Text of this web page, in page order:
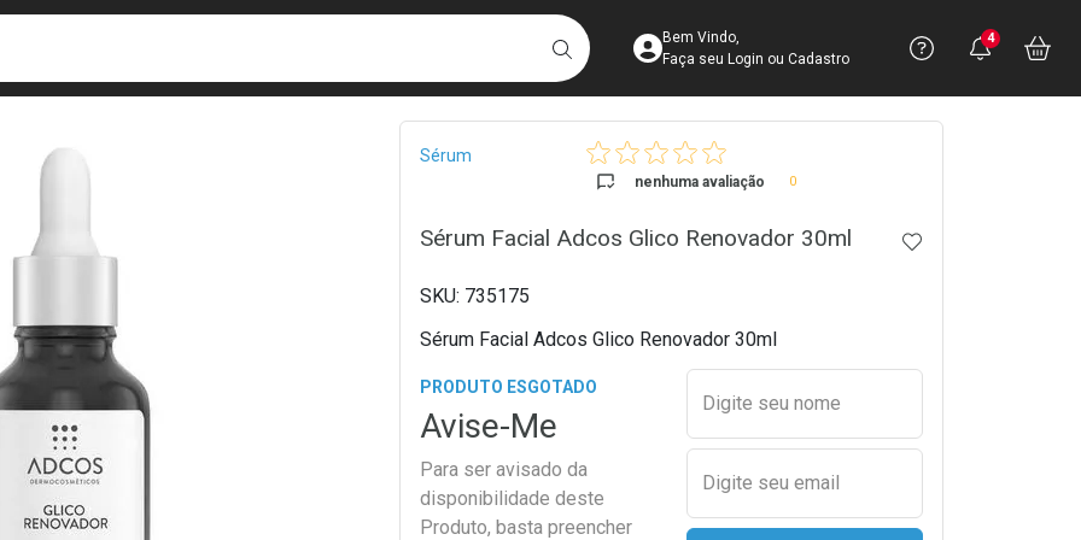
BUSCARAcesse sua Conta
Bem Vindo,
Faça seu Login ou Cadastro
Precisa
Ver Recursos
Você
4
Breadcrumb
Sérum
nenhuma avaliação 0
Sérum Facial Adcos Glico Renovador 30ml ADICIONAR AOS
735175
Sérum Facial Adcos Glico Renovador 30ml
PRODUTO ESGOTADO
Avise-Me
Para ser avisado da
disponibilidade deste
Produto, basta preencher
Preencher nome e email
Digite seu nome
Digite seu email